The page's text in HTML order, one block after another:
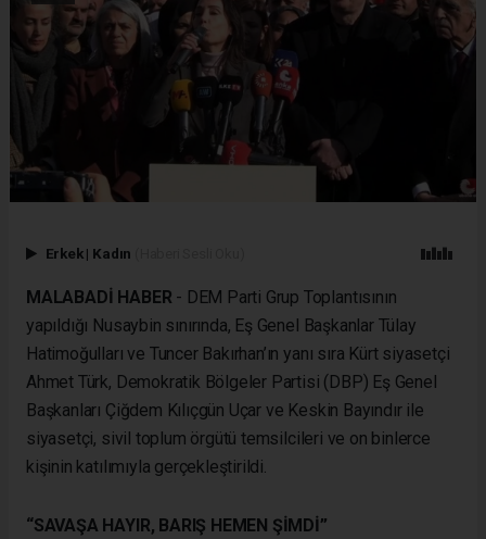
Erkek | Kadın
MALABADİ HABER - DEM Parti Grup Toplantısının
yapıldığı Nusaybin sınırında, Eş Genel Başkanlar Tülay
Hatimoğulları ve Tuncer Bakırhan’ın yanı sıra Kürt siyasetçi
Ahmet Türk, Demokratik Bölgeler Partisi (DBP) Eş Genel
Başkanları Çiğdem Kılıçgün Uçar ve Keskin Bayındır ile
siyasetçi, sivil toplum örgütü temsilcileri ve on binlerce
kişinin katılımıyla gerçekleştirildi.
“SAVAŞA HAYIR, BARIŞ HEMEN ŞİMDİ”